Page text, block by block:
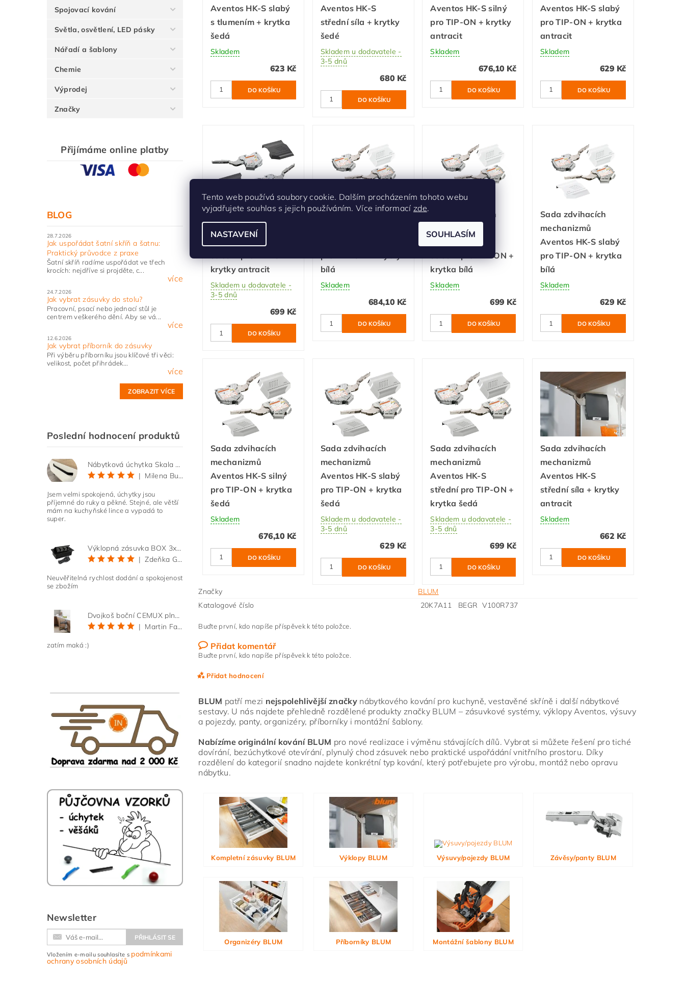
Spojovací kování
Světla, osvětlení, LED pásky
Nářadí a šablony
Chemie
Výprodej
Značky
Přijímáme online platby
BLOG
28.7.2026
Jak uspořádat šatní skříň a šatnu:
Praktický průvodce z praxe
Šatní skříň radíme uspořádat ve třech
krocích: nejdříve si projděte, c...
více
24.7.2026
Jak vybrat zásuvky do stolu?
Pracovní, psací nebo jednací stůl je
centrem veškerého dění. Aby se vá...
více
12.6.2026
Jak vybrat příborník do zásuvky
Při výběru příborníku jsou klíčové tři věci:
velikost, počet přihrádek...
více
ZOBRAZIT VÍCE
Poslední hodnocení produktů
Nábytková úchytka Skala černá matná
|
Milena Bučková
Jsem velmi spokojená, úchytky jsou
příjemné do ruky a pěkné. Stejné, ale větší
mám na kuchyňské lince a vypadá to
super.
Výklopná zásuvka BOX 3x 230V s 3m kabelem - černá
|
Zdeňka Gold
Neuvěřitelná rychlost dodání a spokojenost
se zbožím
Dvojkoš boční CEMUX plné dno 3D, s tlumením antracit 200 mm
|
Martin Faltus
zatím maká :)
Newsletter
Vložením e-mailu souhlasíte s podmínkami
ochrany osobních údajů
Aventos HK-S slabý
s tlumením + krytka
šedá
Skladem
623 Kč
Aventos HK-S
střední síla + krytky
šedé
Skladem u dodavatele -
3-5 dnů
680 Kč
Aventos HK-S silný
pro TIP-ON + krytky
antracit
Skladem
676,10 Kč
Aventos HK-S slabý
pro TIP-ON + krytka
antracit
Skladem
629 Kč
Sada zdvihacích
mechanizmů
Aventos HK-S
krytky antracit
Skladem u dodavatele -
3-5 dnů
699 Kč
Sada zdvihacích
bílá
Skladem
684,10 Kč
Sada zdvihacích
mechanizmů
střední pro TIP-ON +
krytka bílá
Skladem
699 Kč
Sada zdvihacích
mechanizmů
Aventos HK-S slabý
pro TIP-ON + krytka
bílá
Skladem
629 Kč
Sada zdvihacích
mechanizmů
Aventos HK-S silný
pro TIP-ON + krytka
šedá
Skladem
676,10 Kč
Sada zdvihacích
mechanizmů
Aventos HK-S slabý
pro TIP-ON + krytka
šedá
Skladem u dodavatele -
3-5 dnů
629 Kč
Sada zdvihacích
mechanizmů
Aventos HK-S
střední pro TIP-ON +
krytka šedá
Skladem u dodavatele -
3-5 dnů
699 Kč
Sada zdvihacích
mechanizmů
Aventos HK-S
střední síla + krytky
antracit
Skladem
662 Kč
Značky
BLUM
Katalogové číslo
20K7A11 BEGR V100R737
Buďte první, kdo napíše příspěvek k této položce.
Přidat komentář
Buďte první, kdo napíše příspěvek k této položce.
Přidat hodnocení
Vložením hodnocení souhlasíte s podmínkami ochrany osobních údajů
BLUM patří mezi nejspolehlivější značkynábytkového kování pro kuchyně, vestavěné skříně i další nábytkové
sestavy. U nás najdete přehledně rozdělené produkty značky BLUM – zásuvkové systémy, výklopy Aventos, výsuvy
a pojezdy, panty, organizéry, příborníky i montážní šablony.
Nabízíme originální kování BLUM pro nové realizace i výměnu stávajících dílů. Vybrat si můžete řešení pro tiché
dovírání, bezúchytkové otevírání, plynulý chod zásuvek nebo praktické uspořádání vnitřního prostoru. Díky
rozdělení do kategorií snadno najdete konkrétní typ kování, který potřebujete pro výrobu, montáž nebo opravu
nábytku.
Kompletní zásuvky BLUM Výklopy BLUM Výsuvy/pojezdy BLUM Závěsy/panty BLUM
Organizéry BLUM Příborníky BLUM Montážní šablony BLUM
Tento web používá soubory cookie. Dalším procházením tohoto webu
vyjadřujete souhlas s jejich používáním. Více informací zde.
NASTAVENÍ SOUHLASÍM